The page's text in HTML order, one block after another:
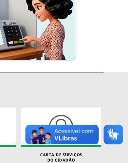
CARTA DE SERVIÇOS
DO CIDADÃO